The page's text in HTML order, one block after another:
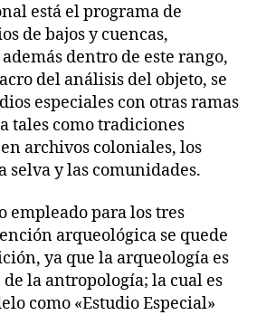
está el programa de
de bajos y cuencas,
dentro de este rango,
del análisis del objeto, se
especiales con otras ramas
tales como tradiciones
archivos coloniales, los
selva y las comunidades.
empleado para los tres
arqueológica se quede
ya que la arqueología es
la antropología; la cual es
como «Estudio Especial»